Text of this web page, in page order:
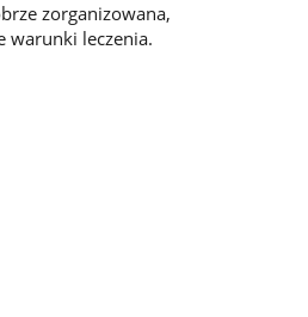
zorganizowana,
warunki leczenia.